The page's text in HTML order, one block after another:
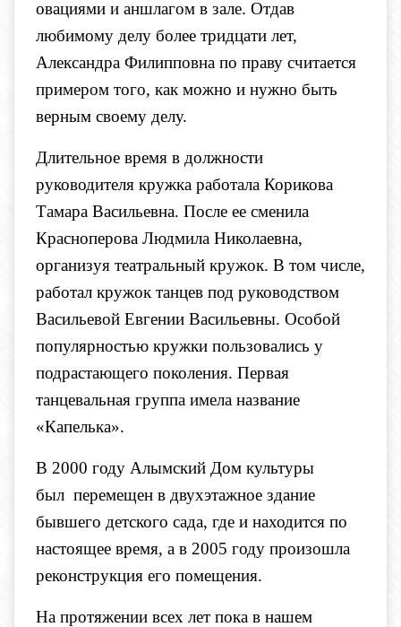
овациями и аншлагом в зале. Отдав
любимому делу более тридцати лет,
Александра Филипповна по праву считается
примером того, как можно и нужно быть
верным своему делу.
Длительное время в должности
руководителя кружка работала Корикова
Тамара Васильевна. После ее сменила
Красноперова Людмила Николаевна,
организуя театральный кружок. В том числе,
работал кружок танцев под руководством
Васильевой Евгении Васильевны. Особой
популярностью кружки пользовались у
подрастающего поколения. Первая
танцевальная группа имела название
«Капелька».
В 2000 году Алымский Дом культуры
был перемещен в двухэтажное здание
бывшего детского сада, где и находится по
настоящее время, а в 2005 году произошла
реконструкция его помещения.
На протяжении всех лет пока в нашем